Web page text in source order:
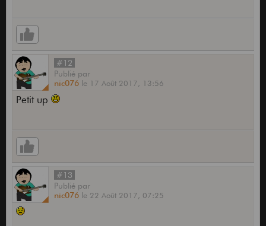
#12
Publié par
nic076 le 17 Août 2017, 13:56
Petit up
#13
Publié par
nic076 le 22 Août 2017, 07:25